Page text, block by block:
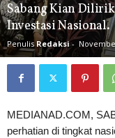
Sabang Kian
Investasi Nasional.
Penulis Redaksi-
MEDIANAD.COM,
perhatian di tingkat